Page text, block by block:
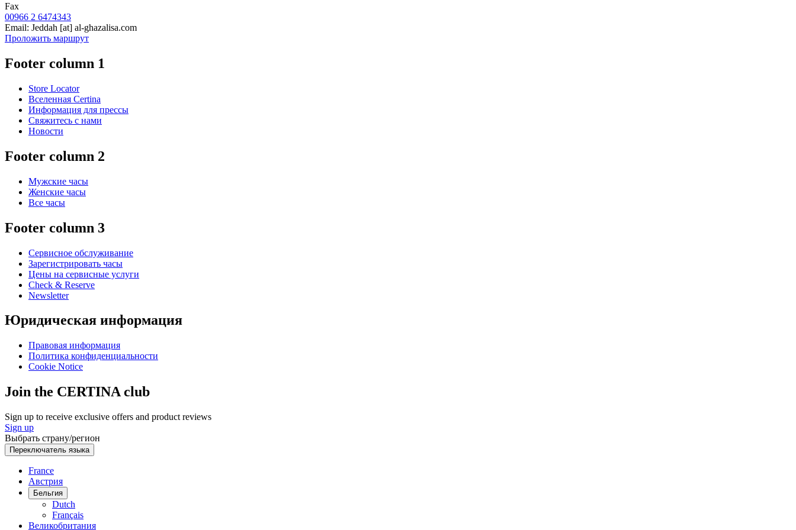
Fax
00966 2 6474343
Email: Jeddah [at] al-ghazalisa.com
Проложить маршрут
Footer column 1
Store Locator
Вселенная Certina
Информация для прессы
Свяжитесь с нами
Новости
Footer column 2
Мужские часы
Женские часы
Все часы
Footer column 3
Сервисное обслуживание
Зарегистрировать часы
Цены на сервисные услуги
Check & Reserve
Newsletter
Юридическая информация
Правовая информация
Политика конфиденциальности
Cookie Notice
Join the CERTINA club
Sign up to receive exclusive offers and product reviews
Sign up
Выбрать страну/регион
Переключатель языка
France
Австрия
Бельгия
Dutch
Français
Великобритания